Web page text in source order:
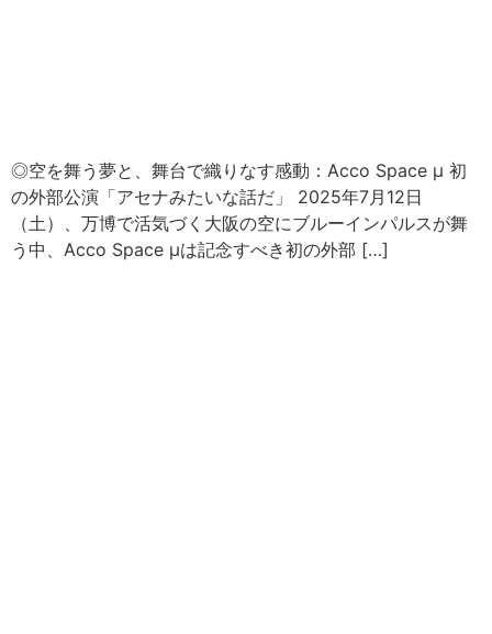
◎空を舞う夢と、舞台で織りなす感動：Acco Space μ 初
の外部公演「アセナみたいな話だ」 2025年7月12日
（土）、万博で活気づく大阪の空にブルーインパルスが舞
う中、Acco Space μは記念すべき初の外部 […]